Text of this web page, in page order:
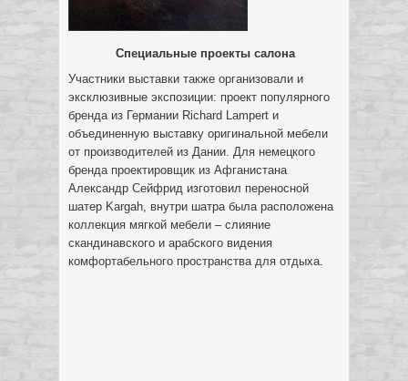
Специальные проекты салона
Участники выставки также организовали и
эксклюзивные экспозиции: проект популярного
бренда из Германии Richard Lampert и
объединенную выставку оригинальной мебели
от производителей из Дании. Для немецкого
бренда проектировщик из Афганистана
Александр Сейфрид изготовил переносной
шатер Kargah, внутри шатра была расположена
коллекция мягкой мебели – слияние
скандинавского и арабского видения
комфортабельного пространства для отдыха.